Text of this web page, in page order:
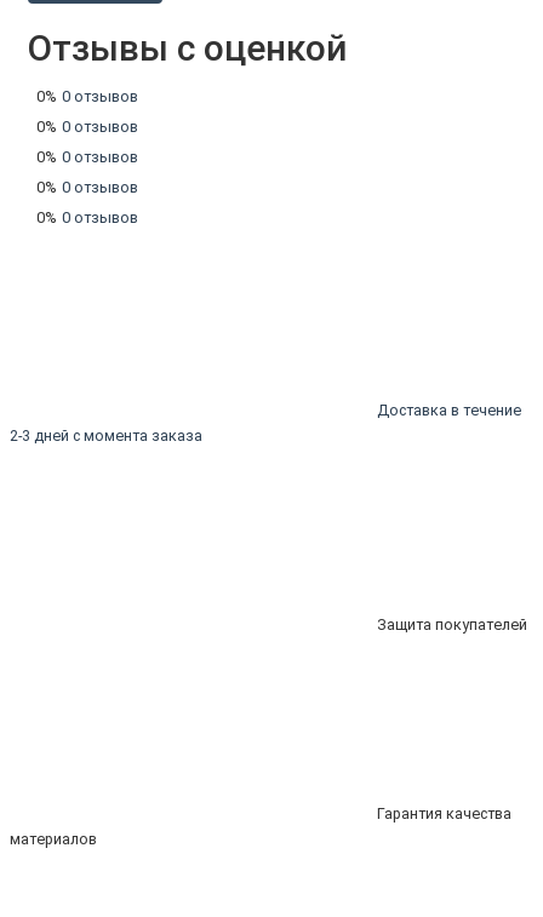
Отзывы с оценкой
0% 0 отзывов
0% 0 отзывов
0% 0 отзывов
0% 0 отзывов
0% 0 отзывов
Доставка в течение
2-3 дней с момента заказа
Защита покупателей
Гарантия качества
материалов